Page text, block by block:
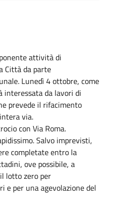
attività di
Città da parte
Lunedì 4 ottobre, come
interessata da lavori di
prevede il rifacimento
via.
con Via Roma.
Salvo imprevisti,
completate entro la
ove possibile, a
lotto zero per
e per una agevolazione del